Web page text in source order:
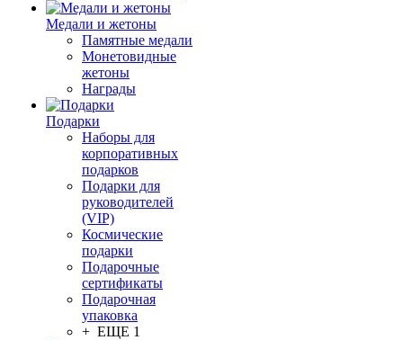
Медали и жетоны
Памятные медали
Монетовидные
жетоны
Награды
Подарки
Наборы для
корпоративных
подарков
Подарки для
руководителей
(VIP)
Космические
подарки
Подарочные
сертификаты
Подарочная
упаковка
+ ЕЩЕ 1